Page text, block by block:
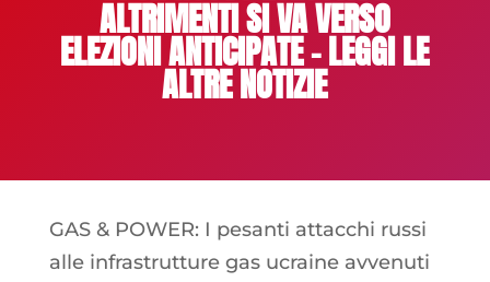
ALTRIMENTI SI VA VERSO
ELEZIONI ANTICIPATE – LEGGI LE
ALTRE NOTIZIE
GAS & POWER: I pesanti attacchi russi
alle infrastrutture gas ucraine avvenuti